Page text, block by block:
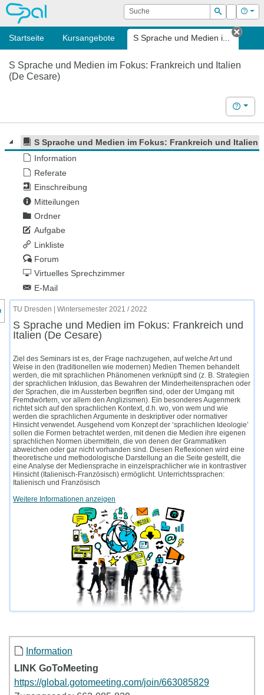
OPAL Suche
Suchen
Login Hilfe
Startseite Kursangebote S Sprache und Medien i...
Tab
S Sprache und Medien im Fokus: Frankreich und Italien
(De Cesare)
Hilfe
S Sprache und Medien im Fokus: Frankreich und Italien
Information
Referate
Einschreibung
Mitteilungen
Ordner
Aufgabe
Linkliste
Forum
Virtuelles Sprechzimmer
E-Mail
des Kursmenüs
TU Dresden | Wintersemester 2021 / 2022
S Sprache und Medien im Fokus: Frankreich und
Italien (De Cesare)
Ziel des Seminars ist es, der Frage nachzugehen, auf welche Art und
Weise in den (traditionellen wie modernen) Medien Themen behandelt
werden, die mit sprachlichen Phänomenen verknüpft sind (z. B. Strategien
der sprachlichen Inklusion, das Bewahren der Minderheitensprachen oder
der Sprachen, die im Aussterben begriffen sind, oder der Umgang mit
Fremdwörtern, vor allem den Anglizismen). Ein besonderes Augenmerk
richtet sich auf den sprachlichen Kontext, d.h. wo, von wem und wie
werden die sprachlichen Argumente in deskriptiver oder normativer
Hinsicht verwendet. Ausgehend vom Konzept der ‘sprachlichen Ideologie’
sollen die Formen betrachtet werden, mit denen die Medien ihre eigenen
sprachlichen Normen übermitteln, die von denen der Grammatiken
abweichen oder gar nicht vorhanden sind. Diesen Reflexionen wird eine
theoretische und methodologische Darstellung an die Seite gestellt, die
eine Analyse der Mediensprache in einzelsprachlicher wie in kontrastiver
Hinsicht (Italienisch-Französisch) ermöglicht. Unterrichtssprachen:
Italienisch und Französisch
Weitere Informationen anzeigen
Information
LINK GoToMeeting
https://global.gotomeeting.com/join/663085829